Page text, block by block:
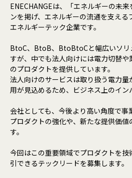
ENECHANGEは、「エネルギーの未
ンを掲げ、エネルギーの流通を支え
エネルギーテック企業です。
BtoC、BtoB、BtoBtoCと幅広いソリ
すが、中でも法人向けには電力切替
のプロダクトを提供しています。
法人向けのサービスは取り扱う電力
用が見込めるため、ビジネス上のイン
会社としても、今後より高い角度で事
プロダクトの強化や、新たな提供価値
す。
今回はこの重要領域でプロダクトを
引できるテックリードを募集します。